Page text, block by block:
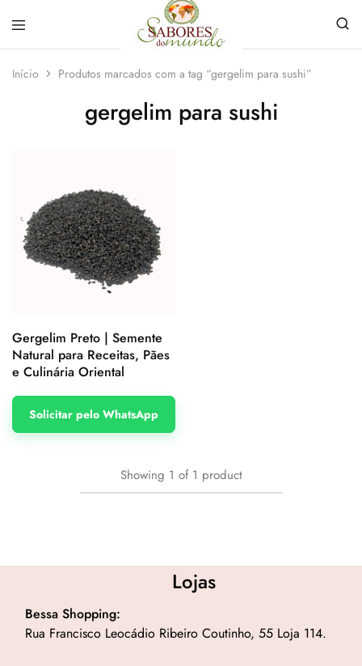
do
Mundo
loja
de
e
Especiarias
Início Produtos marcados com a tag “gergelim para sushi”
gergelim para sushi
Gergelim Preto | Semente
Natural para Receitas, Pães
e Culinária Oriental
Solicitar pelo WhatsApp
Showing 1 of 1 product
Lojas
Bessa Shopping:
Rua Francisco Leocádio Ribeiro Coutinho, 55 Loja 114.